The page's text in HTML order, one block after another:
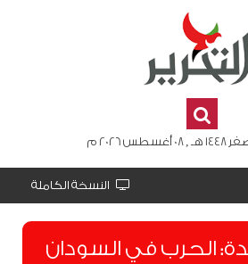
النسخة الكاملة
الحرب في السودان